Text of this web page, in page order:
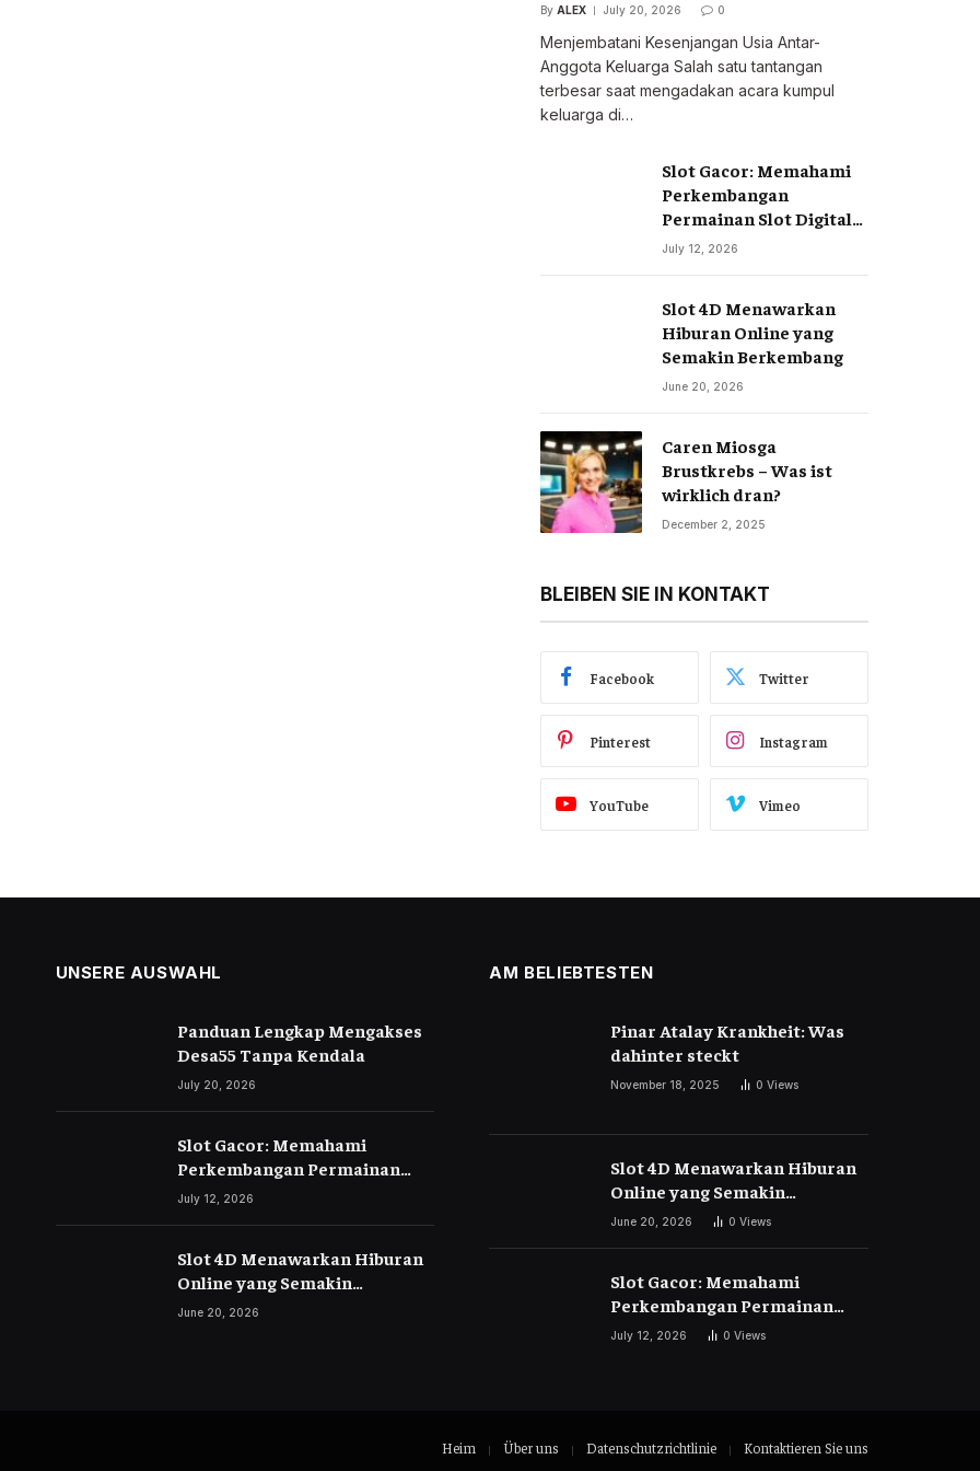
By ALEX July 20, 2026 0
Menjembatani Kesenjangan Usia Antar-
Anggota Keluarga Salah satu tantangan
terbesar saat mengadakan acara kumpul
keluarga di…
Slot Gacor: Memahami
Perkembangan
Permainan Slot Digital
di Era Modern
July 12, 2026
Slot 4D Menawarkan
Hiburan Online yang
Semakin Berkembang
June 20, 2026
Caren Miosga
Brustkrebs – Was ist
wirklich dran?
December 2, 2025
BLEIBEN SIE IN KONTAKT
Facebook Twitter
Pinterest Instagram
YouTube Vimeo
UNSERE AUSWAHL
Panduan Lengkap Mengakses
Desa55 Tanpa Kendala
July 20, 2026
Slot Gacor: Memahami
Perkembangan Permainan
Slot Digital di Era Modern
July 12, 2026
Slot 4D Menawarkan Hiburan
Online yang Semakin
Berkembang
June 20, 2026
AM BELIEBTESTEN
Pinar Atalay Krankheit: Was
dahinter steckt
November 18, 2025 0Views
Slot 4D Menawarkan Hiburan
Online yang Semakin
Berkembang
June 20, 2026 0Views
Slot Gacor: Memahami
Perkembangan Permainan
Slot Digital di Era Modern
July 12, 2026 0Views
Heim Über uns Datenschutzrichtlinie Kontaktieren Sie uns